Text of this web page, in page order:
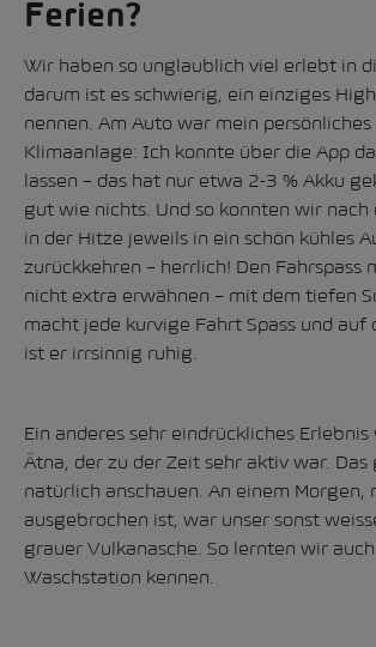
Ferien?
Wir haben so unglaublich viel erlebt in
darum ist es schwierig, ein einziges
nennen. Am Auto war mein
Klimaanlage: Ich konnte über die App
lassen – das hat nur etwa 2-3 % Akku
gut wie nichts. Und so konnten wir nach
in der Hitze jeweils in ein schön kühles
zurückkehren – herrlich! Den Fahrspass
nicht extra erwähnen – mit dem tiefen
macht jede kurvige Fahrt Spass und auf
ist er irrsinnig ruhig.
Ein anderes sehr eindrückliches
Ätna, der zu der Zeit sehr aktiv war.
natürlich anschauen. An einem Morgen,
ausgebrochen ist, war unser sonst
grauer Vulkanasche. So lernten wir
Waschstation kennen.